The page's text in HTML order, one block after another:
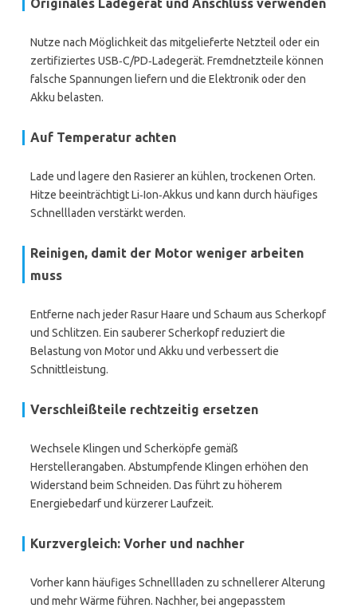
Originales Ladegerät und Anschluss verwenden
Nutze nach Möglichkeit das mitgelieferte Netzteil oder ein
zertifiziertes USB‑C/PD‑Ladegerät. Fremdnetzteile können
falsche Spannungen liefern und die Elektronik oder den
Akku belasten.
Auf Temperatur achten
Lade und lagere den Rasierer an kühlen, trockenen Orten.
Hitze beeinträchtigt Li‑Ion‑Akkus und kann durch häufiges
Schnellladen verstärkt werden.
Reinigen, damit der Motor weniger arbeiten
muss
Entferne nach jeder Rasur Haare und Schaum aus Scherkopf
und Schlitzen. Ein sauberer Scherkopf reduziert die
Belastung von Motor und Akku und verbessert die
Schnittleistung.
Verschleißteile rechtzeitig ersetzen
Wechsele Klingen und Scherköpfe gemäß
Herstellerangaben. Abstumpfende Klingen erhöhen den
Widerstand beim Schneiden. Das führt zu höherem
Energiebedarf und kürzerer Laufzeit.
Kurzvergleich: Vorher und nachher
Vorher kann häufiges Schnellladen zu schnellerer Alterung
und mehr Wärme führen. Nachher, bei angepasstem